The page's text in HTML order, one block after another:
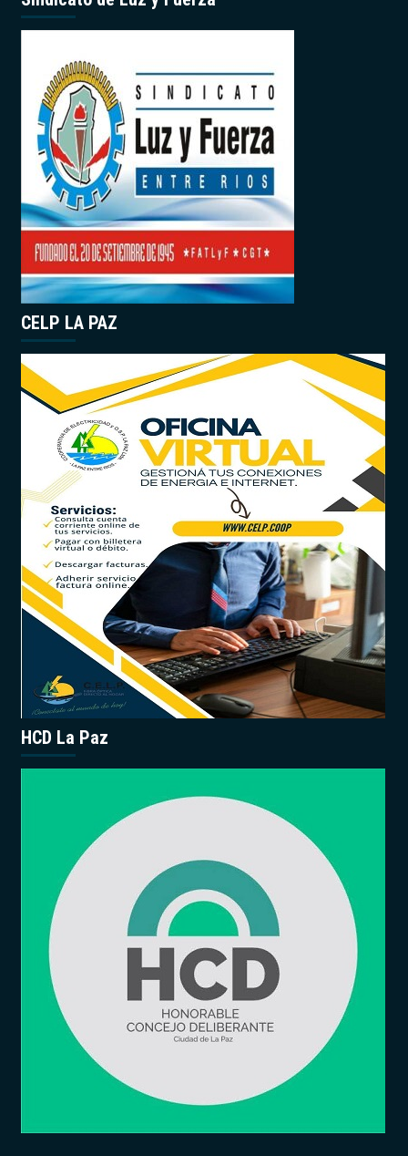
CELP LA PAZ
HCD La Paz